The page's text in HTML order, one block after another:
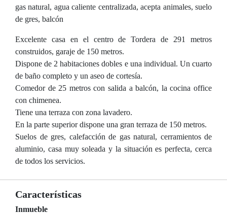
gas natural, agua caliente centralizada, acepta animales, suelo
de gres, balcón
Excelente casa en el centro de Tordera de 291 metros
construidos, garaje de 150 metros.
Dispone de 2 habitaciones dobles e una individual. Un cuarto
de baño completo y un aseo de cortesía.
Comedor de 25 metros con salida a balcón, la cocina office
con chimenea.
Tiene una terraza con zona lavadero.
En la parte superior dispone una gran terraza de 150 metros.
Suelos de gres, calefacción de gas natural, cerramientos de
aluminio, casa muy soleada y la situación es perfecta, cerca
de todos los servicios.
Características
Inmueble